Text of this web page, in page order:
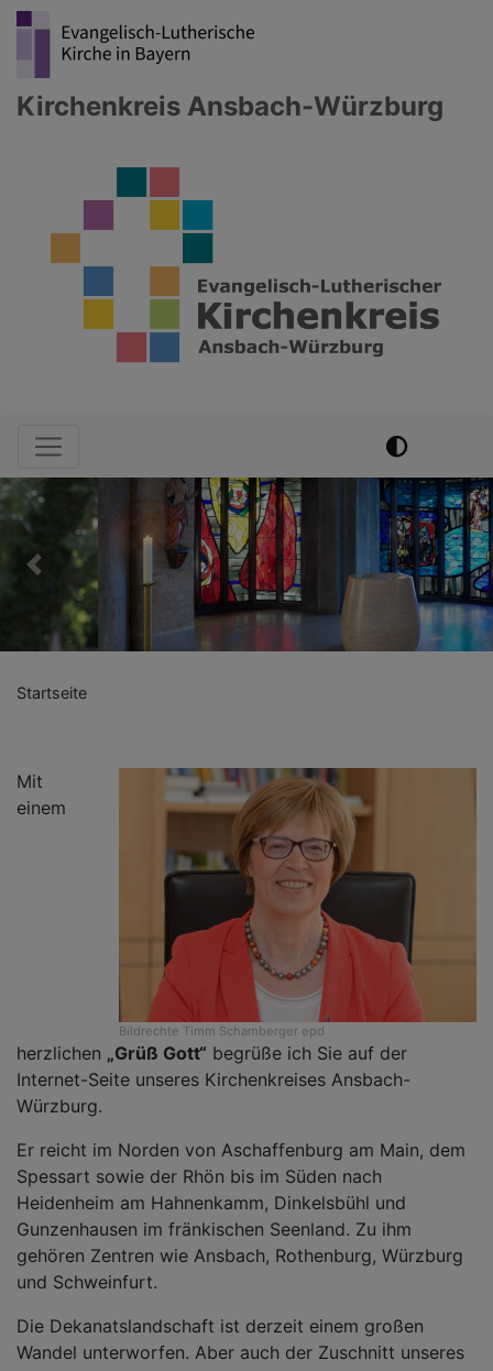
Direkt
Inhalt
Kirchenkreis Ansbach-Würzburg
Hauptnavigation
Previous Next
Startseite
Bildrechte Timm Schamberger epd
Mit
einem
herzlichen „Grüß Gott“ begrüße ich Sie auf der
Internet-Seite unseres Kirchenkreises Ansbach-
Würzburg.
Er reicht im Norden von Aschaffenburg am Main, dem
Spessart sowie der Rhön bis im Süden nach
Heidenheim am Hahnenkamm, Dinkelsbühl und
Gunzenhausen im fränkischen Seenland. Zu ihm
gehören Zentren wie Ansbach, Rothenburg, Würzburg
und Schweinfurt.
Die Dekanatslandschaft ist derzeit einem großen
Wandel unterworfen. Aber auch der Zuschnitt unseres